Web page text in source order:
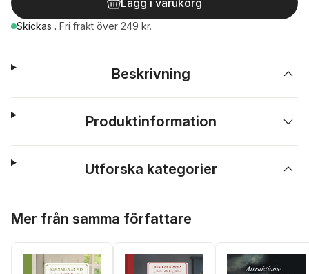
Lägg i varukorg
Skickas . Fri frakt över 249 kr.
Beskrivning
Produktinformation
Utforska kategorier
Mer från samma författare